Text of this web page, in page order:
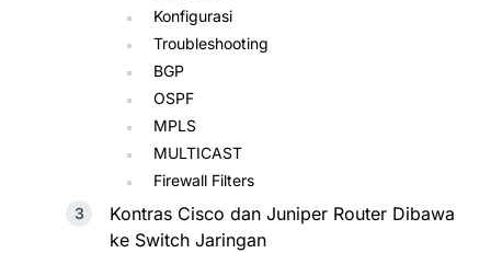
Konfigurasi
Troubleshooting
BGP
OSPF
MPLS
MULTICAST
Firewall Filters
Kontras Cisco dan Juniper Router Dibawa
ke Switch Jaringan